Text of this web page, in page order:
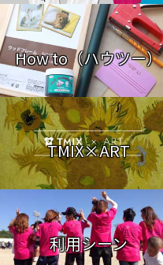
How to（ハウツー）
TMIX×ART
利用シーン